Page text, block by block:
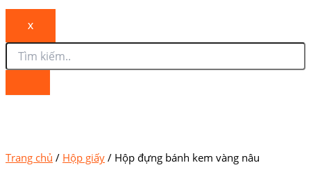
X
Trang chủ / Hộp giấy / Hộp đựng bánh kem vàng nâu